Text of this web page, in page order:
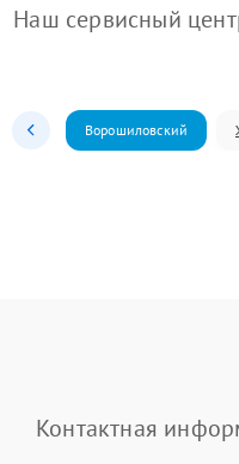
Наш сервисный
Ворошиловский
Контактная